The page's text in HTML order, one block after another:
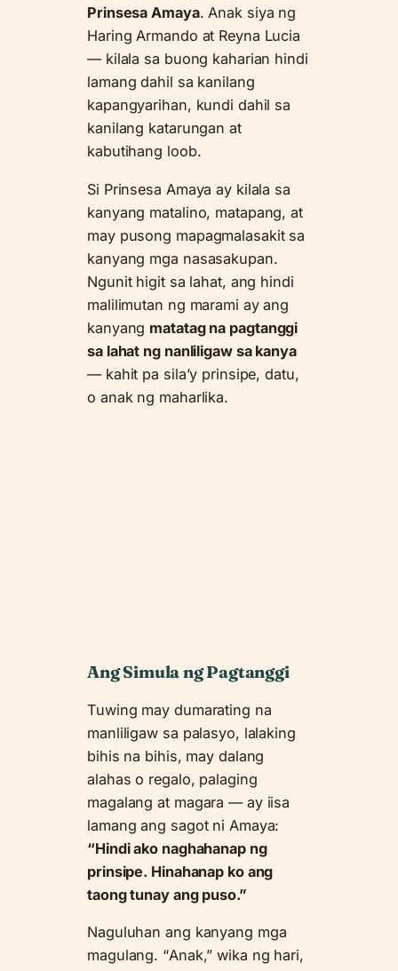
Prinsesa Amaya. Anak siya ng
Haring Armando at Reyna Lucia
— kilala sa buong kaharian hindi
lamang dahil sa kanilang
kapangyarihan, kundi dahil sa
kanilang katarungan at
kabutihang loob.
Si Prinsesa Amaya ay kilala sa
kanyang matalino, matapang, at
may pusong mapagmalasakit sa
kanyang mga nasasakupan.
Ngunit higit sa lahat, ang hindi
malilimutan ng marami ay ang
kanyang matatag na pagtanggi
sa lahat ng nanliligaw sa kanya
— kahit pa sila’y prinsipe, datu,
o anak ng maharlika.
Ang Simula ng Pagtanggi
Tuwing may dumarating na
manliligaw sa palasyo, lalaking
bihis na bihis, may dalang
alahas o regalo, palaging
magalang at magara — ay iisa
lamang ang sagot ni Amaya:
“Hindi ako naghahanap ng
prinsipe. Hinahanap ko ang
taong tunay ang puso.”
Naguluhan ang kanyang mga
magulang. “Anak,” wika ng hari,